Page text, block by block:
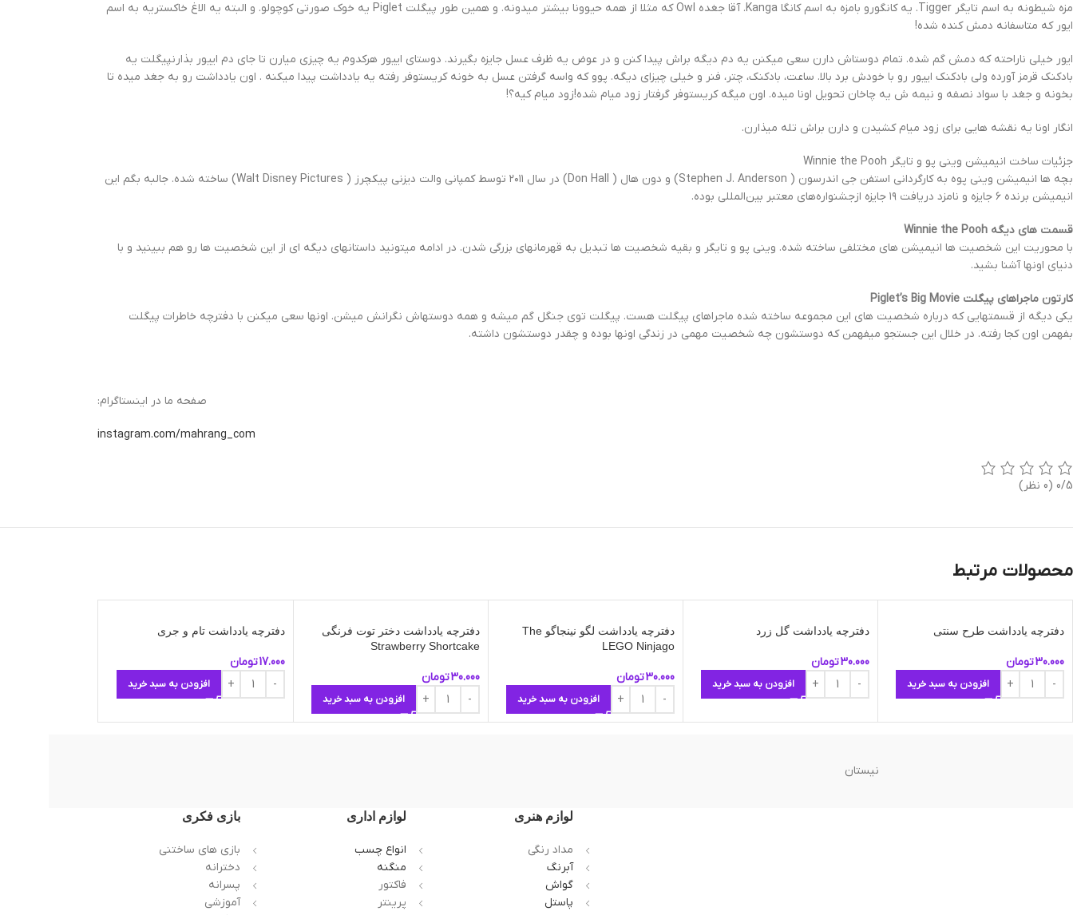
مزه شیطونه به اسم تایگر Tigger. یه کانگورو بامزه به اسم کانگا Kanga. آقا جغده Owl که مثلا از همه حیوونا بیشتر میدونه. و همین طور پیگلت Piglet یه خوک صورتی کوچولو. و البته یه الاغ خاکستریه به اسم
ایور که متاسفانه دمش کنده شده!
ایور خیلی ناراحته که دمش گم شده. تمام دوستاش دارن سعی میکنن یه دم دیگه براش پیدا کنن و در عوض یه ظرف عسل جایزه بگیرند. دوستای اییور هرکدوم یه چیزی میارن تا جای دم اییور بذارنپیگلت یه
بادکنک قرمز آورده ولی بادکنک اییور رو با خودش برد بالا. ساعت، بادکنک، چتر، فنر و خیلی چیزای دیگه. پوو که واسه گرفتن عسل به خونه کریستوفر رفته یه یادداشت پیدا میکنه . اون یادداشت رو به جغد میده تا
بخونه و جغد با سواد نصفه و نیمه ش یه چاخان تحویل اونا میده. اون میگه کریستوفر گرفتار زود میام شده!زود میام کیه؟!
انگار اونا یه نقشه هایی برای زود میام کشیدن و دارن براش تله میذارن.
جزئیات ساخت انیمیشن وینی پو و تایگر Winnie the Pooh
بچه ها انیمیشن وینی پوه به کارگردانی استفن جی اندرسون ( Stephen J. Anderson) و دون هال ( Don Hall) در سال ۲۰۱۱ توسط کمپانی والت دیزنی پیکچرز ( Walt Disney Pictures) ساخته شده. جالبه بگم این
انیمیشن برنده ۶ جایزه و نامزد دریافت ۱۹ جایزه ازجشنواره‌های معتبر بین‌المللی بوده.
قسمت های دیگه Winnie the Pooh
با محوریت این شخصیت ها انیمیشن های مختلفی ساخته شده. وینی پو و تایگر و بقیه شخصیت ها تبدیل به قهرمانهای بزرگی شدن. در ادامه میتونید داستانهای دیگه ای از این شخصیت ها رو هم ببینید و با
دنیای اونها آشنا بشید.
کارتون ماجراهای پیگلت Piglet’s Big Movie
یکی دیگه از قسمتهایی که درباره شخصیت های این مجموعه ساخته شده ماجراهای پیگلت هست. پیگلت توی جنگل گم میشه و همه دوستهاش نگرانش میشن. اونها سعی میکنن با دفترچه خاطرات پیگلت
بفهمن اون کجا رفته. در خلال این جستجو میفهمن که دوستشون چه شخصیت مهمی در زندگی اونها بوده و چقدر دوستشون داشته.
صفحه ما در اینستاگرام:
instagram.com/mahrang_com
0/5 (0 نظر)
محصولات مرتبط
دفترچه یادداشت طرح سنتی
30.000تومان
افزودن به سبد خرید
دفترچه یادداشت گل زرد
30.000تومان
افزودن به سبد خرید
دفترچه یادداشت لگو نینجاگو The
LEGO Ninjago
30.000تومان
افزودن به سبد خرید
دفترچه یادداشت دختر توت فرنگی
Strawberry Shortcake
30.000تومان
افزودن به سبد خرید
دفترچه یادداشت تام و جری
17.000تومان
افزودن به سبد خرید
نیستان
لوازم هنری
مداد رنگی
آبرنگ
گواش
پاستل
لوازم اداری
انواع چسب
منگنه
فاکتور
پرینتر
بازی فکری
بازی های ساختنی
دخترانه
پسرانه
آموزشی